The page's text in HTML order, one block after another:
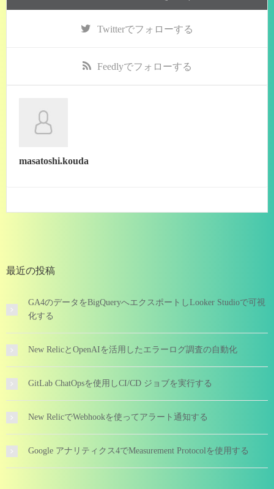
Twitterでフォローする
Feedlyでフォローする
masatoshi.kouda
最近の投稿
GA4のデータをBigQueryへエクスポートしLooker Studioで可視
化する
New RelicとOpenAIを活用したエラーログ調査の自動化
GitLab ChatOpsを使用しCI/CD ジョブを実行する
New RelicでWebhookを使ってアラート通知する
Google アナリティクス4でMeasurement Protocolを使用する